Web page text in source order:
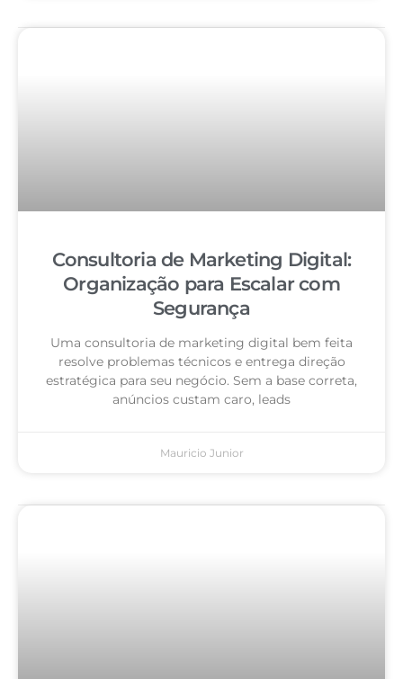
Consultoria de Marketing Digital:
Organização para Escalar com
Segurança
Uma consultoria de marketing digital bem feita
resolve problemas técnicos e entrega direção
estratégica para seu negócio. Sem a base correta,
anúncios custam caro, leads
Mauricio Junior